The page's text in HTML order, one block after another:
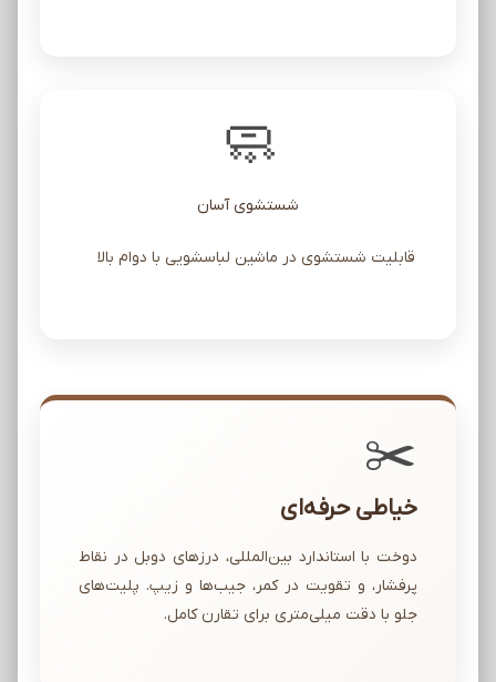
🧼
شستشوی آسان
قابلیت شستشوی در ماشین لباسشویی با دوام بالا
✂️
خیاطی حرفه‌ای
دوخت با استاندارد بین‌المللی، درزهای دوبل در نقاط
پرفشار، و تقویت در کمر، جیب‌ها و زیپ. پلیت‌های
جلو با دقت میلی‌متری برای تقارن کامل.